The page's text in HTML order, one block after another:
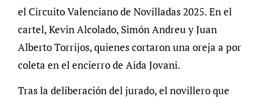
el Circuito Valenciano de Novilladas 2025. En el
cartel, Kevin Alcolado, Simón Andreu y Juan
Alberto Torrijos, quienes cortaron una oreja a por
coleta en el encierro de Aida Jovani.
Tras la deliberación del jurado, el novillero que